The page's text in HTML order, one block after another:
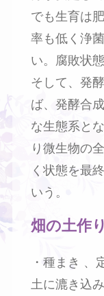
でも生育は
率も低く浄
い。腐敗状
そして、発
ば、発酵合
な生態系と
り微生物の
く状態を最
いう。
畑の土作り
・種まき 、
土に漉き込